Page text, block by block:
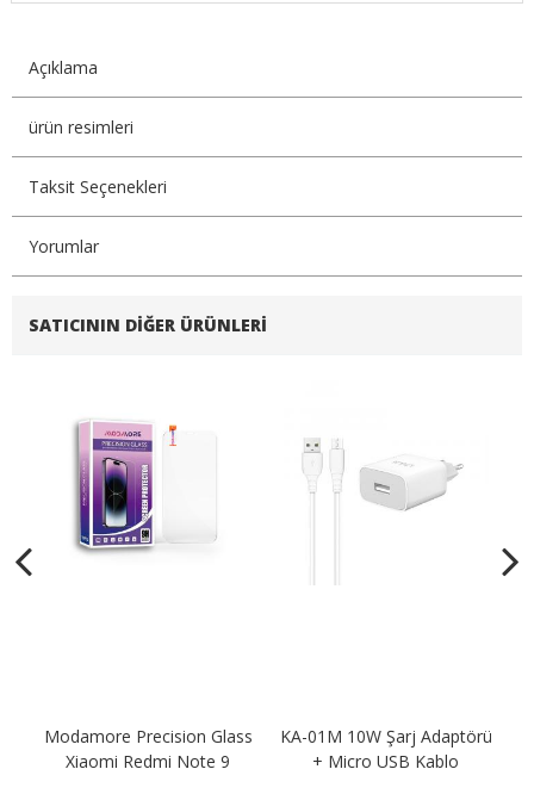
Açıklama
ürün resimleri
Taksit Seçenekleri
Yorumlar
SATICININ DIĞER ÜRÜNLERI
Modamore Precision Glass
Xiaomi Redmi Note 9
KA-01M 10W Şarj Adaptörü
+ Micro USB Kablo